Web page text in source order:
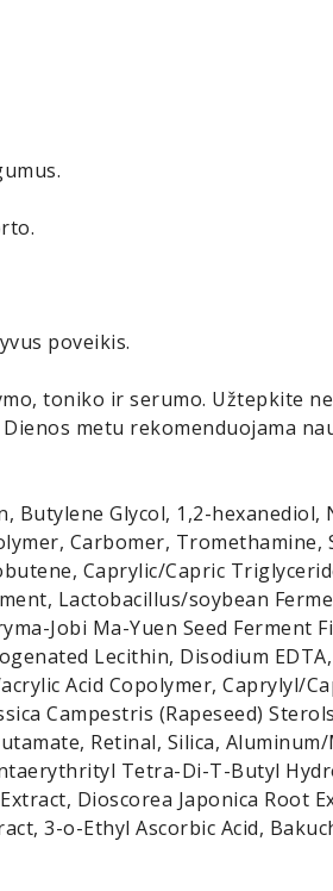
poveikis.
toniko ir serumo. Užtepkite
metu rekomenduojama
Butylene Glycol, 1,2-hexanediol,
Carbomer, Tromethamine,
Caprylic/Capric
Lactobacillus/soybean
Jobi Ma-Yuen Seed Ferment
Lecithin, Disodium
Acid Copolymer, Caprylyl/
Campestris (Rapeseed)
Retinal, Silica,
Tetra-Di-T-Butyl
Dioscorea Japonica Root
3-o-Ethyl Ascorbic Acid,